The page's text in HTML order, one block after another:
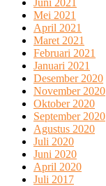
Mei 2021
April 2021
Maret 2021
Februari 2021
Januari 2021
Desember 2020
November 2020
Oktober 2020
September 2020
Agustus 2020
Juli 2020
Juni 2020
April 2020
Juli 2017